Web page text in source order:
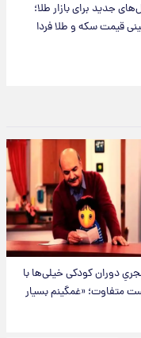
جدید برای بازار طلا؛
قیمت سکه و طلا فردا
دوران کودکی خیلی‌ها با
متفاوت؛ «غمگینم بسیار